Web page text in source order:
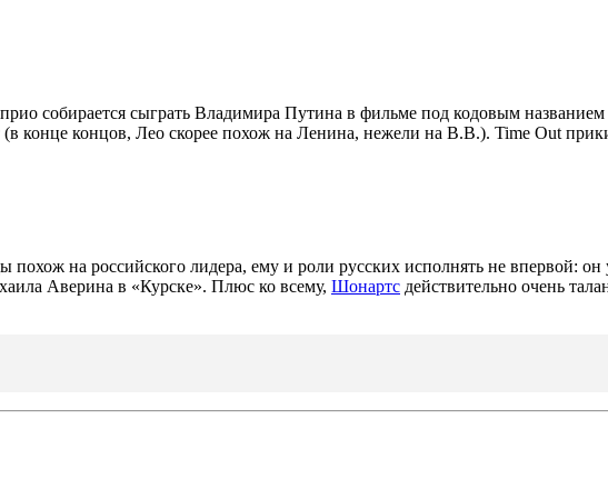
собирается сыграть Владимира Путина в фильме под кодовым
(в конце концов, Лео скорее похож на Ленина, нежели на В.В.). Time Out
на российского лидера, ему и роли русских исполнять не впервой:
Аверина в «Курске». Плюс ко всему, Шонартс действительно очень